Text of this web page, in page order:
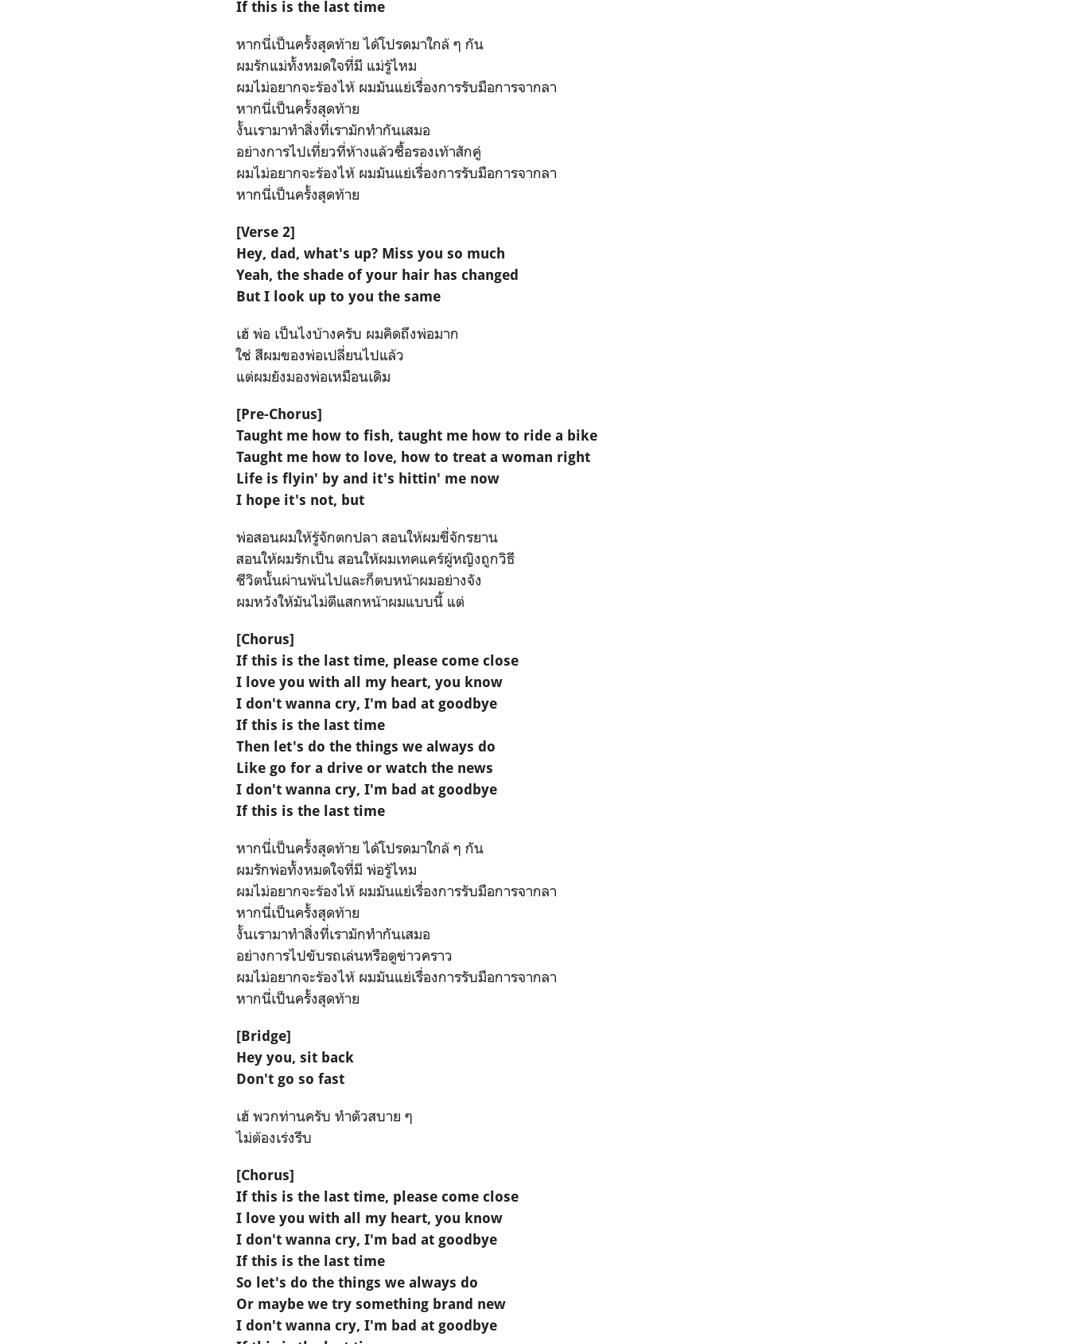
If this is the last time
หากนี่เป็นครั้งสุดท้าย ได้โปรดมาใกล้ ๆ กัน
ผมรักแม่ทั้งหมดใจที่มี แม่รู้ไหม
ผมไม่อยากจะร้องไห้ ผมมันแย่เรื่องการรับมือการจากลา
หากนี่เป็นครั้งสุดท้าย
งั้นเรามาทำสิ่งที่เรามักทำกันเสมอ
อย่างการไปเที่ยวที่ห้างแล้วซื้อรองเท้าสักคู่
ผมไม่อยากจะร้องไห้ ผมมันแย่เรื่องการรับมือการจากลา
หากนี่เป็นครั้งสุดท้าย
[Verse 2]
Hey, dad, what's up? Miss you so much
Yeah, the shade of your hair has changed
But I look up to you the same
เฮ้ พ่อ เป็นไงบ้างครับ ผมคิดถึงพ่อมาก
ใช่ สีผมของพ่อเปลี่ยนไปแล้ว
แต่ผมยังมองพ่อเหมือนเดิม
[Pre-Chorus]
Taught me how to fish, taught me how to ride a bike
Taught me how to love, how to treat a woman right
Life is flyin' by and it's hittin' me now
I hope it's not, but
พ่อสอนผมให้รู้จักตกปลา สอนให้ผมขี่จักรยาน
สอนให้ผมรักเป็น สอนให้ผมเทคแคร์ผู้หญิงถูกวิธี
ชีวิตนั้นผ่านพ้นไปและก็ตบหน้าผมอย่างจัง
ผมหวังให้มันไม่ตีแสกหน้าผมแบบนี้ แต่
[Chorus]
If this is the last time, please come close
I love you with all my heart, you know
I don't wanna cry, I'm bad at goodbye
If this is the last time
Then let's do the things we always do
Like go for a drive or watch the news
I don't wanna cry, I'm bad at goodbye
If this is the last time
หากนี่เป็นครั้งสุดท้าย ได้โปรดมาใกล้ ๆ กัน
ผมรักพ่อทั้งหมดใจที่มี พ่อรู้ไหม
ผมไม่อยากจะร้องไห้ ผมมันแย่เรื่องการรับมือการจากลา
หากนี่เป็นครั้งสุดท้าย
งั้นเรามาทำสิ่งที่เรามักทำกันเสมอ
อย่างการไปขับรถเล่นหรือดูข่าวคราว
ผมไม่อยากจะร้องไห้ ผมมันแย่เรื่องการรับมือการจากลา
หากนี่เป็นครั้งสุดท้าย
[Bridge]
Hey you, sit back
Don't go so fast
เฮ้ พวกท่านครับ ทำตัวสบาย ๆ
ไม่ต้องเร่งรีบ
[Chorus]
If this is the last time, please come close
I love you with all my heart, you know
I don't wanna cry, I'm bad at goodbye
If this is the last time
So let's do the things we always do
Or maybe we try something brand new
I don't wanna cry, I'm bad at goodbye